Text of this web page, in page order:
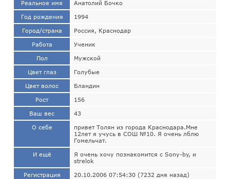
Реальное имя Анатолий Бочко
Год рождения 1994
Город/страна Россия, Краснодар
Работа Ученик
Пол Мужской
Цвет глаз Голубые
Цвет волос Бландин
Рост 156
Ваш вес 43
О себе
привет Толян из города Краснодара.Мне
12лет я учусь в СОШ №10. Я очень лблю
Гомельчат.
И ещё
Я очень хочу познакомится с Sony-by, и
strelok
Регистрация 20.10.2006 07:54:30 (7232 дня назад)